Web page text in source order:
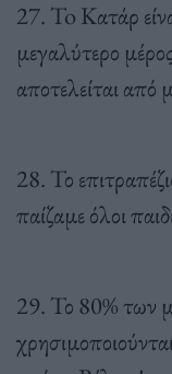
27. To Κατάρ
μεγαλύτερο
αποτελείται από
28. Το
παίζαμε όλοι
29. Το 80% των